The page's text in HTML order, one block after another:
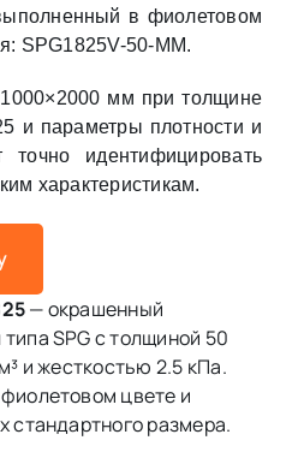
в фиолетовом
SPG1825V-50-MM.
мм при толщине
и параметры плотности и
точно идентифицировать
характеристикам.
— окрашенный
SPG с толщиной 50
и жесткостью 2.5 кПа.
цвете и
стандартного размера.